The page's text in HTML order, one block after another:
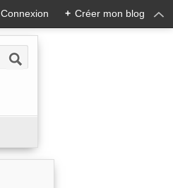
Connexion + Créer mon blog